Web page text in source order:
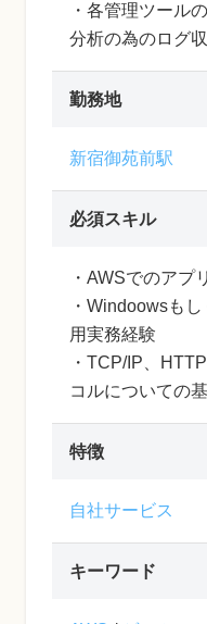
・各管理ツール
分析の為のログ
勤務地
新宿御苑前駅
必須スキル
・AWSでのアプ
・Windoowsも
用実務経験
・TCP/IP、
コルについての
特徴
自社サービス
キーワード